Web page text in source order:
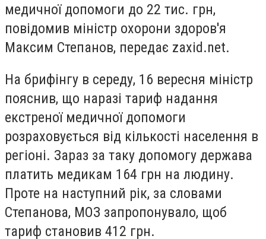
медичної допомоги до 22 тис. грн,
повідомив міністр охорони здоров'я
Максим Степанов, передає zaxid.net.
На брифінгу в середу, 16 вересня міністр
пояснив, що наразі тариф надання
екстреної медичної допомоги
розраховується від кількості населення в
регіоні. Зараз за таку допомогу держава
платить медикам 164 грн на людину.
Проте на наступний рік, за словами
Степанова, МОЗ запропонувало, щоб
тариф становив 412 грн.